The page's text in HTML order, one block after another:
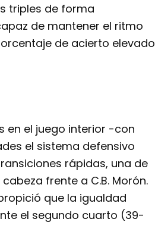
triples de forma
de mantener el ritmo
de acierto elevado
en el juego interior -con
el sistema defensivo
rápidas, una de
frente a C.B. Morón.
que la igualdad
el segundo cuarto (39-